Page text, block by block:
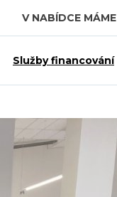
V NABÍDCE MÁME
Služby financování